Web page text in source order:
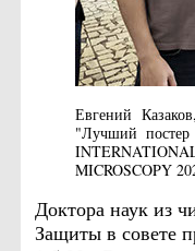
Евгений
"Лучший
MICROSCOPY
Доктора наук из
Защиты в совете